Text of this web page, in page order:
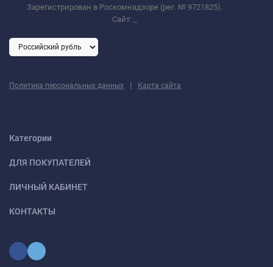
Зарегистрирован в Роскомнадзоре (рег. № 9721825).
Сайт:
Политика персональных данных | Карта сайта
Категории
ДЛЯ ПОКУПАТЕЛЕЙ
ЛИЧНЫЙ КАБИНЕТ
КОНТАКТЫ